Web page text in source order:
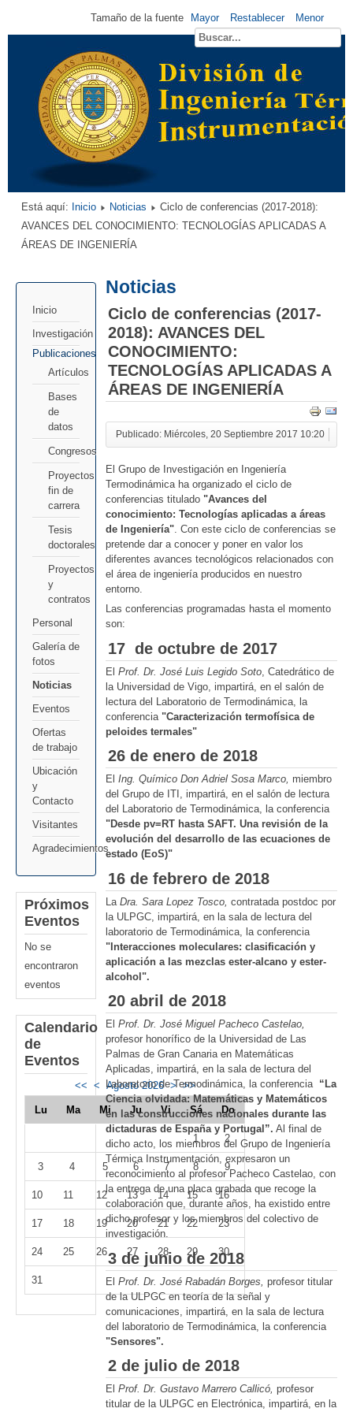
Tamaño de la fuente Mayor Restablecer Menor
Está aquí: Inicio Noticias
Ciclo de conferencias (2017-2018):
AVANCES DEL CONOCIMIENTO: TECNOLOGÍAS APLICADAS A
ÁREAS DE INGENIERÍA
Inicio
Investigación
Publicaciones
Artículos
Bases
de
datos
Congresos
Proyectos
fin de
carrera
Tesis
doctorales
Proyectos
y
contratos
Personal
Galería de
fotos
Noticias
Eventos
Ofertas
de trabajo
Ubicación
y
Contacto
Visitantes
Agradecimientos
Próximos
Eventos
No se
encontraron
eventos
Calendario
de
Eventos
<< < Agosto 2026 > >>
Lu Ma Mi Ju Vi Sá Do
1 2
3 4 5 6 7 8 9
10 11 12 13 14 15 16
17 18 19 20 21 22 23
24 25 26 27 28 29 30
31
Noticias
Ciclo de conferencias (2017-
2018): AVANCES DEL
CONOCIMIENTO:
TECNOLOGÍAS APLICADAS A
ÁREAS DE INGENIERÍA
Publicado: Miércoles, 20 Septiembre 2017 10:20
El Grupo de Investigación en Ingeniería
Termodinámica ha organizado el ciclo de
conferencias titulado "Avances del
conocimiento: Tecnologías aplicadas a áreas
de Ingeniería" . Con este ciclo de conferencias se
pretende dar a conocer y poner en valor los
diferentes avances tecnológicos relacionados con
el área de ingeniería producidos en nuestro
entorno.
Las conferencias programadas hasta el momento
son:
17 de octubre de 2017
ElProf. Dr. José Luis Legido Soto , Catedrático de
la Universidad de Vigo, impartirá, en el salón de
lectura del Laboratorio de Termodinámica, la
conferencia "Caracterización termofísica de
peloides termales"
26 de enero de 2018
ElIng. Químico Don Adriel Sosa Marco, miembro
del Grupo de ITI, impartirá, en el salón de lectura
del Laboratorio de Termodinámica, la conferencia
"Desde pv=RT hasta SAFT. Una revisión de la
evolución del desarrollo de las ecuaciones de
estado (EoS)"
16 de febrero de 2018
LaDra. Sara Lopez Tosco, contratada postdoc por
la ULPGC, impartirá, en la sala de lectura del
laboratorio de Termodinámica, la conferencia
"Interacciones moleculares: clasificación y
aplicación a las mezclas ester-alcano y ester-
alcohol".
20 abril de 2018
ElProf. Dr. José Miguel Pacheco Castelao,
profesor honorífico de la Universidad de Las
Palmas de Gran Canaria en Matemáticas
Aplicadas, impartirá, en la sala de lectura del
Laboratorio de Termodinámica, la conferencia “La
Ciencia olvidada: Matemáticas y Matemáticos
en las construcciones nacionales durante las
dictaduras de España y Portugal”. Al final de
dicho acto, los miembros del Grupo de Ingeniería
Térmica Instrumentación, expresaron un
reconocimiento al profesor Pacheco Castelao, con
la entrega de una placa grabada que recoge la
colaboración que, durante años, ha existido entre
dicho profesor y los miembros del colectivo de
investigación.
3 de junio de 2018
ElProf. Dr. José Rabadán Borges, profesor titular
de la ULPGC en teoría de la señal y
comunicaciones, impartirá, en la sala de lectura
del laboratorio de Termodinámica, la conferencia
"Sensores".
2 de julio de 2018
ElProf. Dr. Gustavo Marrero Callicó, profesor
titular de la ULPGC en Electrónica, impartirá, en la